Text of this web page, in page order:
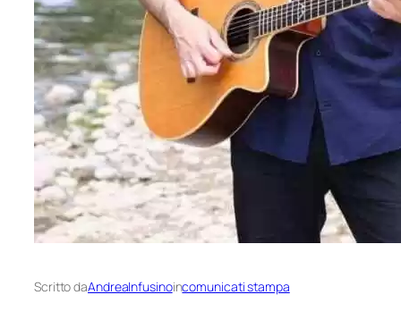
Scritto daAndreaInfusinoincomunicati stampa